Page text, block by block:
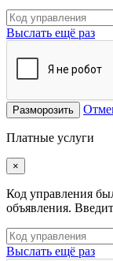
Выслать ещё раз
Разморозить
Платные услуги
×
Код управления
объявления.
Выслать ещё раз